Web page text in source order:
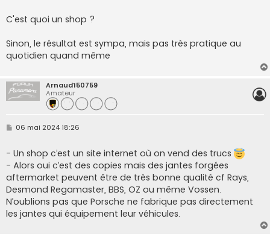
s
a
e
C'est quoi un shop ?
Sinon, le résultat est sympa, mais pas très pratique au
quotidien quand même
Arnaud150759
Amateur
M
s
a
g
e
06 mai 2024 18:26
- Un shop c’est un site internet où on vend des trucs
- Alors oui c’est des copies mais des jantes forgées
aftermarket peuvent être de très bonne qualité cf Rays,
Desmond Regamaster, BBS, OZ ou même Vossen.
N’oublions pas que Porsche ne fabrique pas directement
les jantes qui équipement leur véhicules.